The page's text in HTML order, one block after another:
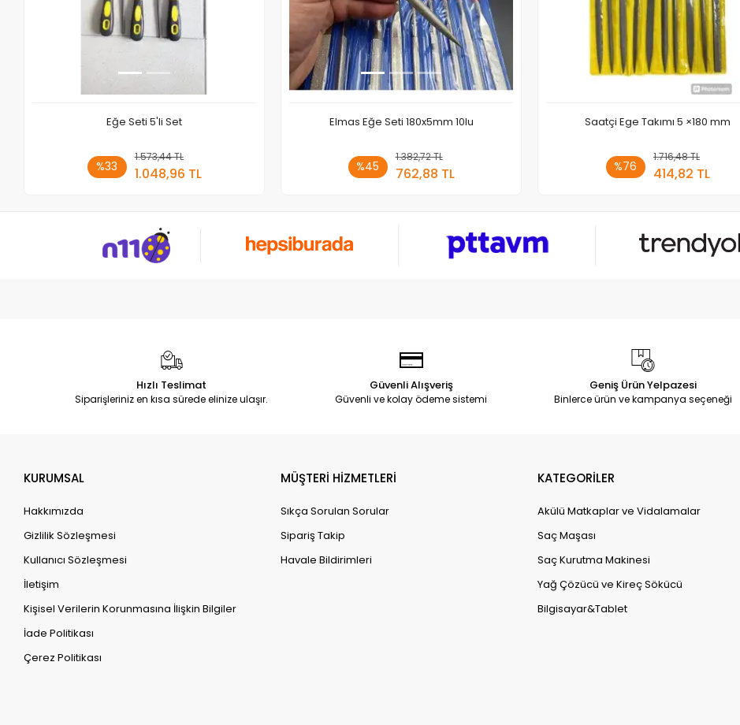
Eğe Seti 5'li Set
%33
1.573,44 TL
1.048,96 TL
Sepete Ekle
Elmas Eğe Seti 180x5mm 10lu
%45
1.382,72 TL
762,88 TL
Sepete Ekle
Saatçi Ege Takımı 5 ×180 mm
%76
1.716,48 TL
414,82 TL
Sepete Ekle
Hızlı Teslimat
Siparişleriniz en kısa sürede elinize ulaşır.
Güvenli Alışveriş
Güvenli ve kolay ödeme sistemi
Geniş Ürün Yelpazesi
Binlerce ürün ve kampanya seçeneği
KURUMSAL
Hakkımızda
Gizlilik Sözleşmesi
Kullanıcı Sözleşmesi
İletişim
Kişisel Verilerin Korunmasına İlişkin Bilgiler
İade Politikası
Çerez Politikası
MÜŞTERİ HİZMETLERİ
Sıkça Sorulan Sorular
Sipariş Takip
Havale Bildirimleri
KATEGORİLER
Akülü Matkaplar ve Vidalamalar
Saç Maşası
Saç Kurutma Makinesi
Yağ Çözücü ve Kireç Sökücü
Bilgisayar&Tablet